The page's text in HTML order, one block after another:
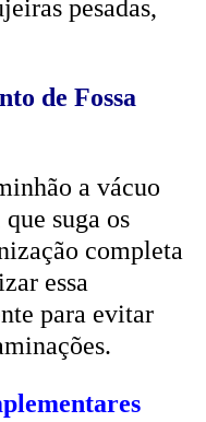
pesadas,
de Fossa
a vácuo
que suga os
completa
essa
para evitar